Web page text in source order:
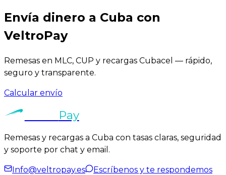
Envía dinero a Cuba con
VeltroPay
Remesas en MLC, CUP y recargas Cubacel — rápido,
seguro y transparente.
Calcular envío
Pay
Remesas y recargas a Cuba con tasas claras, seguridad
y soporte por chat y email .
Info@veltropay.es Escríbenos y te respondemos